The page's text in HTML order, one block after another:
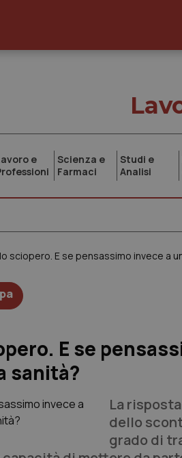
e
Scienza e
Farmaci
Studi e
Analisi
sciopero. E se pensassimo invece a
E se
sanità?
La
dello
grado di